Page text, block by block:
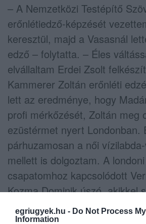
egriugyek.hu - Do Not Process
Information
– A Nemzetközi Testépítő
erőnlétiedző-képzését
keresztül, majd a Vasasnál
edző – folytatta. – Éles
elvállaltam Erdei Zsolt
Kammerer Zoltán erőnléti
lett az eredménye, hogy
profi mérkőzését, Zoltán meg
ezüstérmet nyert Londonban.
párhuzamosan a női
mellett is dolgoztam. A
csapatomhoz kapcsolódott
Kozma Dominik úszó, akikkel
világversenyt nyertem -